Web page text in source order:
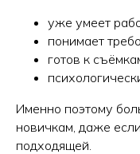
уже умеет
понимает
готов к
Именно поэтому
новичкам, даже
подходящей.